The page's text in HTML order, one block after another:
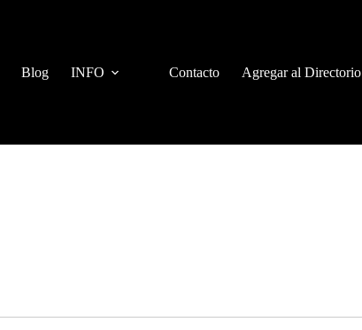
Blog INFO Contacto Agregar al Directorio